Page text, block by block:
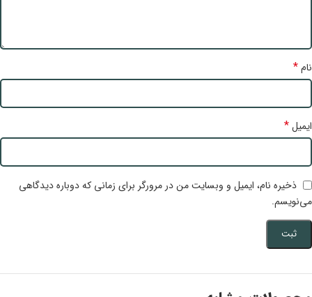
نام*
ایمیل*
ذخیره نام، ایمیل و وبسایت من در مرورگر برای زمانی که دوباره دیدگاهی
می‌نویسم.